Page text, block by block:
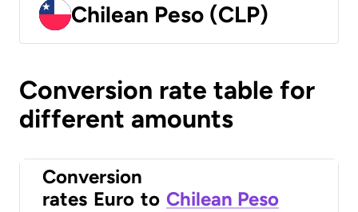
Chilean Peso (CLP)
Conversion rate table for
different amounts
Conversion
rates Euro to Chilean Peso